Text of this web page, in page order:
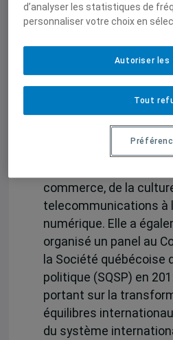
de science politique
2014 à Montréal et au
Group on Regulatory
Biennial Conference}
Consortium for
Barcelone en juin 2014,
présenté ses
questions des
institutionnelles de
commerce, de la
telecommunications à
numérique. Elle a
organisé un panel au
la Société québécoise
politique (SQSP) en
portant sur la
équilibres
du système
d’analyser les statistiques de
personnaliser votre choix en
Tout
Autoriser les